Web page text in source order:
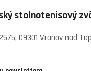
stolnotenisový
09301 Vranov nad